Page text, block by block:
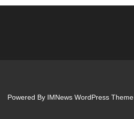
Powered By IMNews WordPress Theme